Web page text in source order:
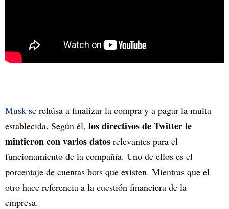
Musk se rehúsa a finalizar la compra y a pagar la multa
establecida. Según él, los directivos de Twitter le
mintieron con varios datos relevantes para el
funcionamiento de la compañía. Uno de ellos es el
porcentaje de cuentas bots que existen. Mientras que el
otro hace referencia a la cuestión financiera de la
empresa.